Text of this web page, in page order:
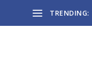
TRENDING: